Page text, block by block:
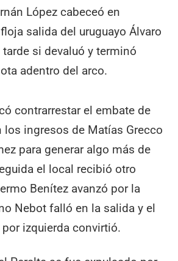
López cabeceó en
salida del uruguayo Álvaro
si devaluó y terminó
adentro del arco.
contrarrestar el embate de
los ingresos de Matías Grecco
para generar algo más de
el local recibió otro
Benítez avanzó por la
Nebot falló en la salida y el
izquierda convirtió.